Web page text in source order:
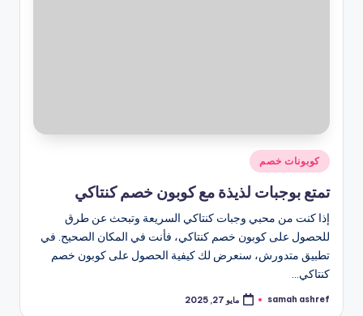
نُشر
في
كوبونات خصم
تمتع بوجبات لذيذة مع كوبون خصم كنتاكي
إذا كنت من محبي وجبات كنتاكي السريعة وتبحث عن طرق
للحصول على كوبون خصم كنتاكي، فأنت في المكان الصحيح. في
تطبيق متدورش، سنعرض لك كيفية الحصول على كوبون خصم
كنتاكي…
تمّ
samah ashref مايو 27, 2025